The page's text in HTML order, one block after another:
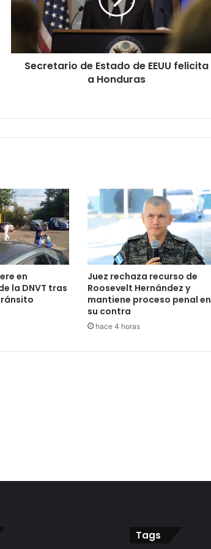
Honduras
Secretario de Estado de EEUU felicita
a Honduras
en
la DNVT tras
Juez rechaza recurso de
Roosevelt Hernández y
mantiene proceso penal en
su contra
hace 4 horas
Tags